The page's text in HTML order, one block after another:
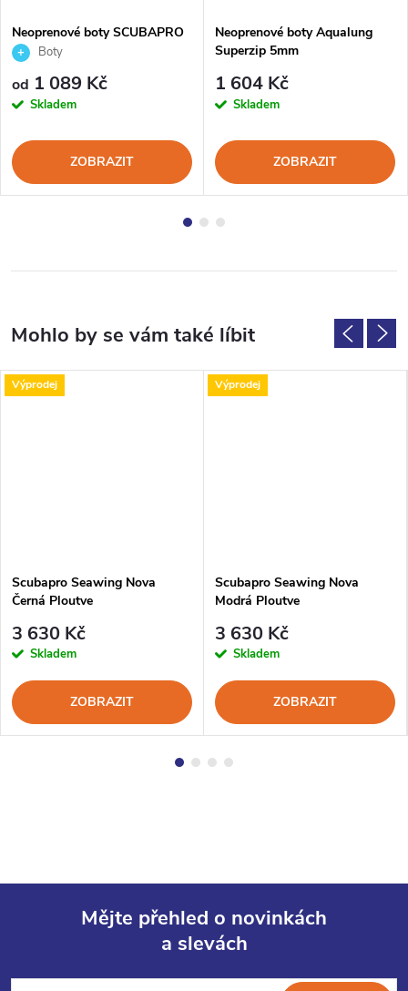
Neoprenové boty SCUBAPRO
DELTA 5mm
Boty
od 1 089 Kč
Skladem
ZOBRAZIT
Neoprenové boty Aqualung
Superzip 5mm
1 604 Kč
Skladem
ZOBRAZIT
Výprodej
Scubapro Seawing Nova
Černá Ploutve
3 630 Kč
Skladem
ZOBRAZIT
Výprodej
Scubapro Seawing Nova
Modrá Ploutve
3 630 Kč
Skladem
ZOBRAZIT
Mějte přehled o novinkách
a slevách